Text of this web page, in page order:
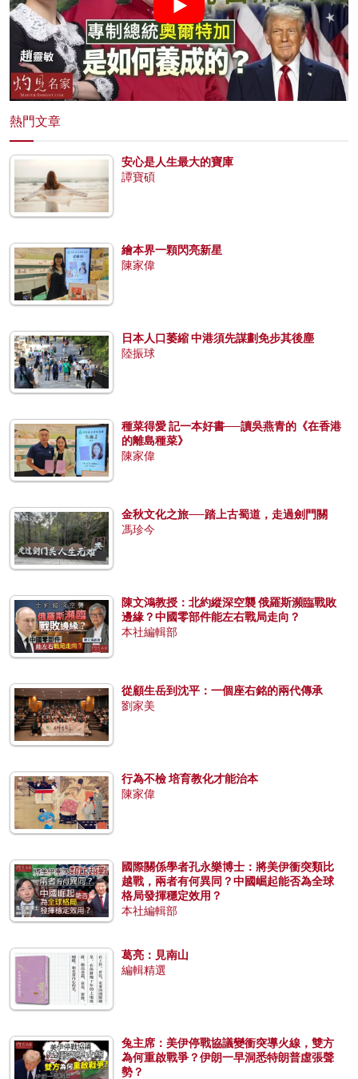
熱門文章
安心是人生最大的寶庫
譚寶碩
繪本界一顆閃亮新星
陳家偉
日本人口萎縮 中港須先謀劃免步其後塵
陸振球
種菜得愛 記一本好書──讀吳燕青的《在香港
的離島種菜》
陳家偉
金秋文化之旅──踏上古蜀道，走過劍門關
馮珍今
陳文鴻教授：北約縱深空襲 俄羅斯瀕臨戰敗
邊緣？中國零部件能左右戰局走向？
本社編輯部
從顧生岳到沈平：一個座右銘的兩代傳承
劉家美
行為不檢 培育教化才能治本
陳家偉
國際關係學者孔永樂博士：將美伊衝突類比
越戰，兩者有何異同？中國崛起能否為全球
格局發揮穩定效用？
本社編輯部
葛亮：見南山
編輯精選
兔主席：美伊停戰協議變衝突導火線，雙方
為何重啟戰爭？伊朗一早洞悉特朗普虛張聲
勢？